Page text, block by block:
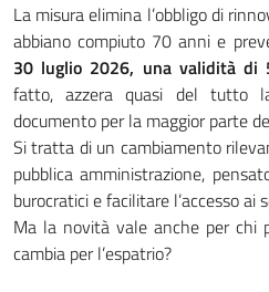
La misura elimina l’obbligo di
abbiano compiuto 70 anni e
30 luglio 2026, una validità di
fatto, azzera quasi del tutto
documento per la maggior parte
Si tratta di un cambiamento
pubblica amministrazione,
burocratici e facilitare l’accesso ai
Ma la novità vale anche per chi
cambia per l’espatrio?